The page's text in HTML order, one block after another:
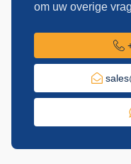
om uw overige